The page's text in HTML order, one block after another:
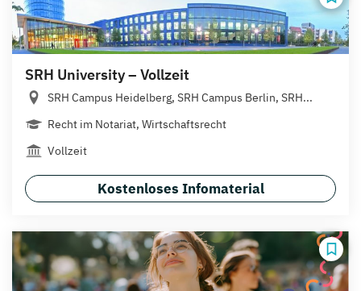
SRH University – Vollzeit
SRH Campus Heidelberg, SRH Campus Berlin, SRH...
Recht im Notariat, Wirtschaftsrecht
Vollzeit
Kostenloses Infomaterial